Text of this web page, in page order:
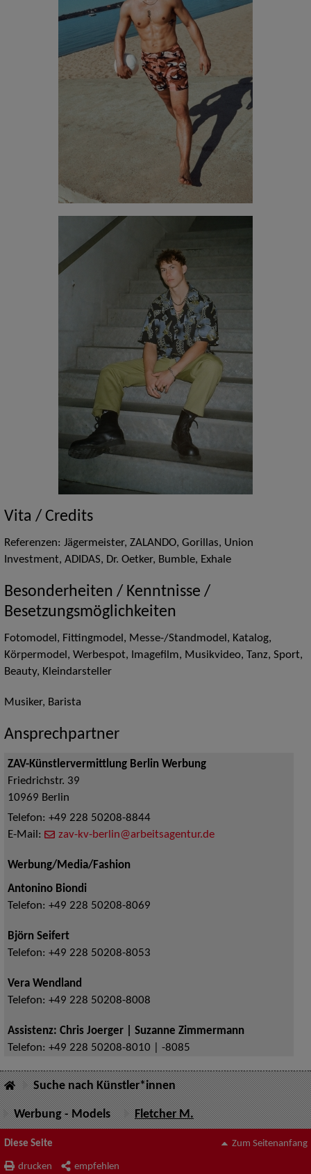
Vita / Credits
Referenzen: Jägermeister, ZALANDO, Gorillas, Union
Investment, ADIDAS, Dr. Oetker, Bumble, Exhale
Besonderheiten / Kenntnisse /
Besetzungsmöglichkeiten
Fotomodel, Fittingmodel, Messe-/Standmodel, Katalog,
Körpermodel, Werbespot, Imagefilm, Musikvideo, Tanz, Sport,
Beauty, Kleindarsteller
Musiker, Barista
Ansprechpartner
ZAV-Künstlervermittlung Berlin Werbung
Friedrichstr. 39
10969 Berlin
Telefon: +49 228 50208-8844
E-Mail:
zav-kv-berlin@arbeitsagentur.de
Werbung/Media/Fashion
Antonino Biondi
Telefon: +49 228 50208-8069
Björn Seifert
Telefon: +49 228 50208-8053
Vera Wendland
Telefon: +49 228 50208-8008
Assistenz: Chris Joerger | Suzanne Zimmermann
Telefon: +49 228 50208-8010 | -8085
Suche nach Künstler*innen
Werbung - Models Fletcher M.
Diese Seite
drucken empfehlen
Zum Seitenanfang